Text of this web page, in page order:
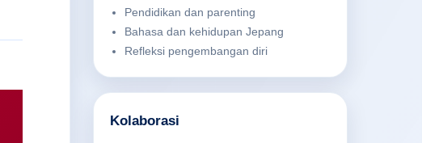
Pendidikan dan parenting
Bahasa dan kehidupan Jepang
Refleksi pengembangan diri
Kolaborasi